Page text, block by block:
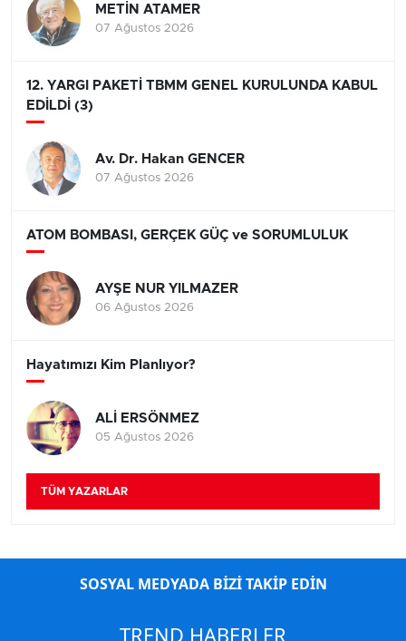
METİN ATAMER
07 Ağustos 2026
12. YARGI PAKETİ TBMM GENEL KURULUNDA KABUL
EDİLDİ (3)
Av. Dr. Hakan GENCER
07 Ağustos 2026
ATOM BOMBASI, GERÇEK GÜÇ ve SORUMLULUK
AYŞE NUR YILMAZER
06 Ağustos 2026
Hayatımızı Kim Planlıyor?
ALİ ERSÖNMEZ
05 Ağustos 2026
TÜM YAZARLAR
SOSYAL MEDYADA BİZİ TAKİP EDİN
TREND HABERLER